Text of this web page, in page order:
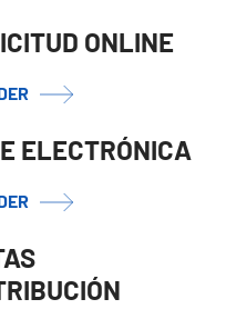
ONLINE
ELECTRÓNICA